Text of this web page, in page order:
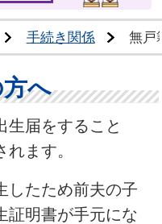
手続き関係 無戸
へ
生届をすること
ます。
したため前夫の子
証明書が手元にな